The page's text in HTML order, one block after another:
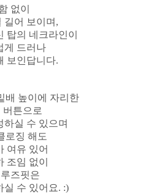
없이
길어 보이며,
탑의 네크라인이
게 드러나
보인답니다.
배 높이에 자리한
버튼으로
하실 수 있으며
로징 해도
여유 있어
조임 없이
즈핏은
실 수 있어요. :)